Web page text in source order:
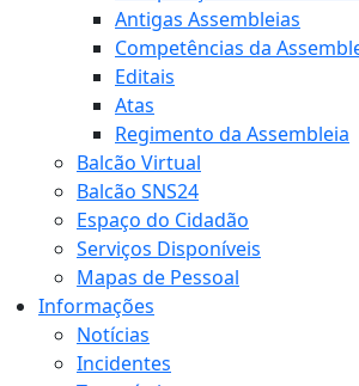
Antigas Assembleias
Competências da
Editais
Atas
Regimento da Assembleia
Balcão Virtual
Balcão SNS24
Espaço do Cidadão
Serviços Disponíveis
Mapas de Pessoal
Informações
Notícias
Incidentes